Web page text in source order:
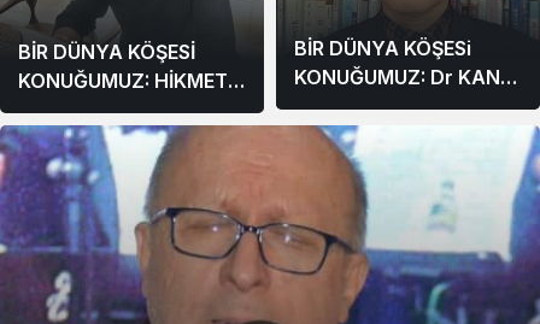
BİR DÜNYA KÖŞESİ
KONUĞUMUZ: HİKMET
KIZIL
BİR DÜNYA KÖŞESi
KONUĞUMUZ: Dr KANG,
BYEONG GHEOL